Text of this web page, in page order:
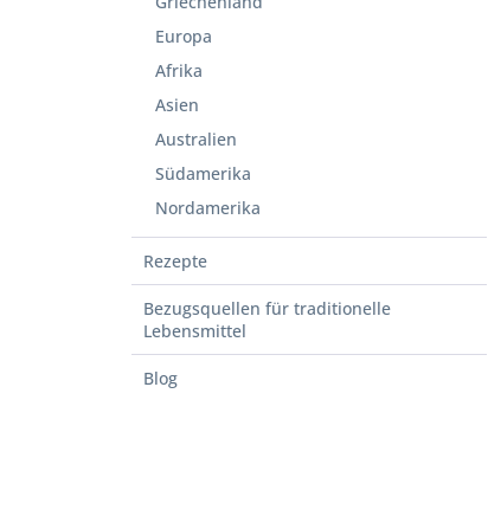
Europa
Afrika
Asien
Australien
Südamerika
Nordamerika
Rezepte
Bezugsquellen für traditionelle
Lebensmittel
Blog